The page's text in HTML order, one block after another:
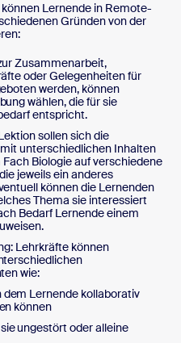
Lernende in Remote-
Gründen von der
Zusammenarbeit,
oder Gelegenheiten für
werden, können
wählen, die für sie
entspricht.
sollen sich die
unterschiedlichen Inhalten
Biologie auf verschiedene
jeweils ein anderes
können die Lernenden
Thema sie interessiert
Bedarf Lernende einem
Lehrkräfte können
wie:
Lernende kollaborativ
können
ungestört oder alleine